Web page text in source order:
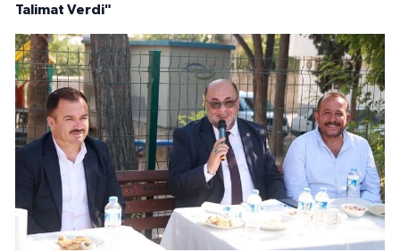
Talimat Verdi"